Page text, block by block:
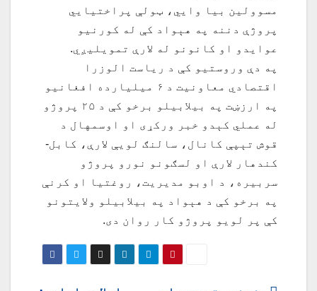
مسوولین بیا وايي، ټولې پراختیايي
پروژې دننه په هېواد کې له کورنیو
عوایدو او کانونو له لارې تمویلیږي.
په دې وروستیو کې د ریاست الوزرا
اقتصادي معاونیت د ۶ میلیارده افغانیو
په ارزښت په بیلابیلو برخو کې د ۲۵ پروژو
له عملي کېدو خبر ورکړی او اوسمهال د
قوش تېپې کانال، سالنګ لویې لارې، کابل-
کندهار لارې او لسګونو نورو پروژو
سربیره، د اوبو مدیریت، روغتیا او کرنې
په برخو کې د هېواد په بیلابیلو ولایتونو
کې پر لویو پروژو کار روان دی.